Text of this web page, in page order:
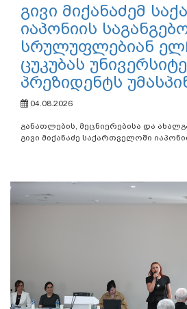
გივი მიქანაძემ
იაპონიის
სრულუფლებიან
ცუკუბას
პრეზიდენტს
04.08.2026
განათლების, მეცნიერებისა და
გივი მიქანაძე საქართველოში